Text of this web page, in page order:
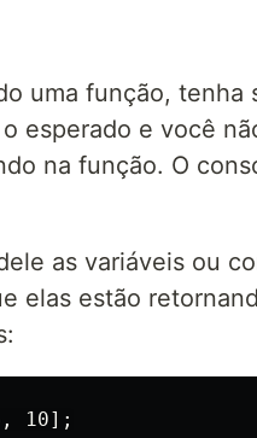
uma função, tenha
esperado e você
na função. O
as variáveis ou
elas estão